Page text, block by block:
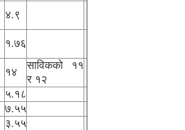
४.९
१.७६
१४
साविकको ११
र १२
५.१८
७.५५
३.५५